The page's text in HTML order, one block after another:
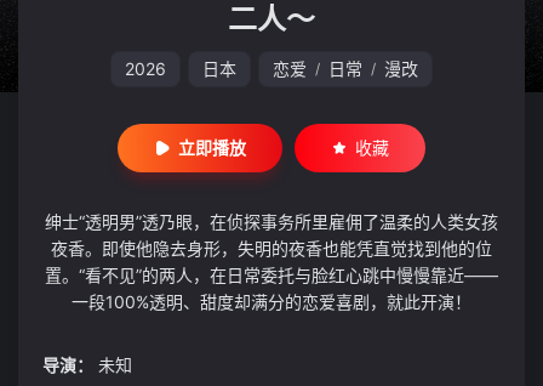
二人～
2026 日本 恋爱 / 日常 / 漫改
立即播放 收藏
绅士“透明男”透乃眼，在侦探事务所里雇佣了温柔的人类女孩
夜香。即使他隐去身形，失明的夜香也能凭直觉找到他的位
置。“看不见”的两人，在日常委托与脸红心跳中慢慢靠近——
一段100%透明、甜度却满分的恋爱喜剧，就此开演！
导演：
未知